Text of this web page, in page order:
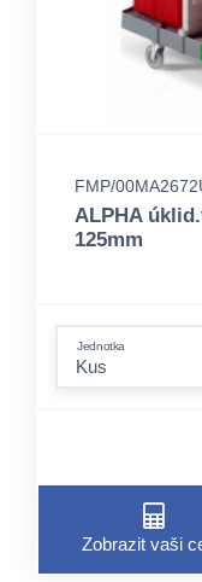
FMP/
ALPHA
125mm
Jednotka
Zobrazit vaši